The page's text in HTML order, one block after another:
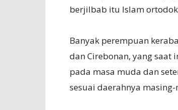
berjilbab itu Islam
Banyak perempuan
dan Cirebonan, yang
pada masa muda dan
sesuai daerahnya masing-